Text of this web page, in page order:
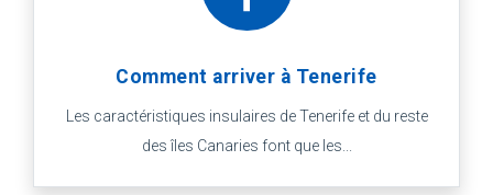
Comment arriver à Tenerife
Les caractéristiques insulaires de Tenerife et du reste
des îles Canaries font que les...